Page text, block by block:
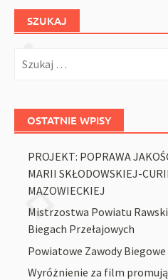
SZUKAJ
OSTATNIE WPISY
PROJEKT: POPRAWA
MARII SKŁODOWSKIEJ-
MAZOWIECKIEJ
Mistrzostwa Powiatu
Biegach Przełajowych
Powiatowe Zawody Biegowe
Wyróżnienie za film